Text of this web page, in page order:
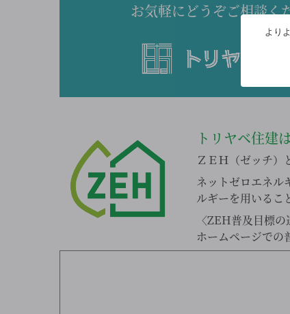
お気軽にどうぞご相談く
トリヤベ住建
ＺＥＨ（ゼッチ
ネットゼロエネル
ルギーを用いるこ
〈ZEH普及目標の
ホームページでの
より